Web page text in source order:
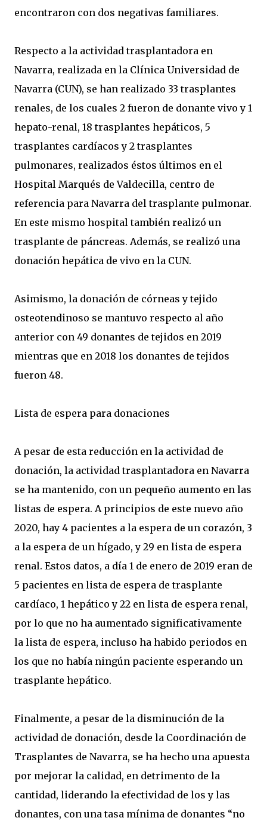
encontraron con dos negativas familiares.
Respecto a la actividad trasplantadora en
Navarra, realizada en la Clínica Universidad de
Navarra (CUN), se han realizado 33 trasplantes
renales, de los cuales 2 fueron de donante vivo y 1
hepato-renal, 18 trasplantes hepáticos, 5
trasplantes cardíacos y 2 trasplantes
pulmonares, realizados éstos últimos en el
Hospital Marqués de Valdecilla, centro de
referencia para Navarra del trasplante pulmonar.
En este mismo hospital también realizó un
trasplante de páncreas. Además, se realizó una
donación hepática de vivo en la CUN.
Asimismo, la donación de córneas y tejido
osteotendinoso se mantuvo respecto al año
anterior con 49 donantes de tejidos en 2019
mientras que en 2018 los donantes de tejidos
fueron 48.
Lista de espera para donaciones
A pesar de esta reducción en la actividad de
donación, la actividad trasplantadora en Navarra
se ha mantenido, con un pequeño aumento en las
listas de espera. A principios de este nuevo año
2020, hay 4 pacientes a la espera de un corazón, 3
a la espera de un hígado, y 29 en lista de espera
renal. Estos datos, a día 1 de enero de 2019 eran de
5 pacientes en lista de espera de trasplante
cardíaco, 1 hepático y 22 en lista de espera renal,
por lo que no ha aumentado significativamente
la lista de espera, incluso ha habido periodos en
los que no había ningún paciente esperando un
trasplante hepático.
Finalmente, a pesar de la disminución de la
actividad de donación, desde la Coordinación de
Trasplantes de Navarra, se ha hecho una apuesta
por mejorar la calidad, en detrimento de la
cantidad, liderando la efectividad de los y las
donantes, con una tasa mínima de donantes “no